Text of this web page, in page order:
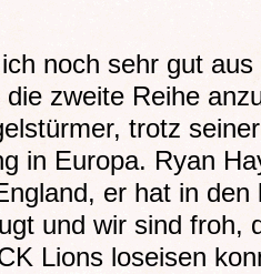
noch sehr gut
zweite Reihe
trotz
in Europa. Ryan
er hat in
und wir sind froh,
Lions loseisen